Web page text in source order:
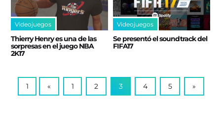
Videojuegos
Thierry Henry es una de las
sorpresas en el juego NBA
2K17
Videojuegos
Se presentó el soundtrack del
FIFA17
1 « 1 2 3 4 5 »